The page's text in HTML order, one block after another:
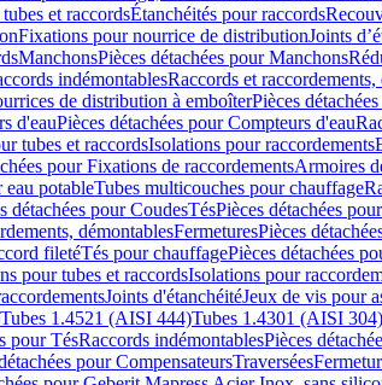
et raccordsÉtanchéités pour raccords
Fixations pour nourrice de distributionJoints
ManchonsPièces détachées pour Manchons
indémontablesRaccords et raccordements,
de distribution à emboîterPièces
d'eauPièces détachées pour Compteurs d'eau
tubes et raccordsIsolations pour raccordements
pour Fixations de raccordementsArmoires
eau potableTubes multicouches pour chauffage
détachées pour CoudesTésPièces détachées
démontablesFermeturesPièces
filetéTés pour chauffagePièces détachées
pour tubes et raccordsIsolations pour
Joints d'étanchéitéJeux de vis pour
Tubes 1.4521 (AISI 444)Tubes 1.4301 (AISI 304)
pour TésRaccords indémontablesPièces
pour CompensateursTraversées